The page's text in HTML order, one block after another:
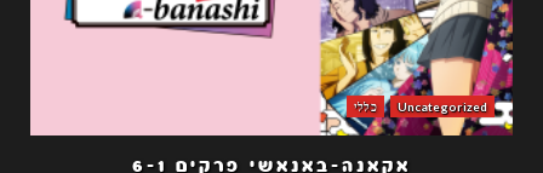
Uncategorized כללי
אקאנה-באנאשי פרקים 6-1